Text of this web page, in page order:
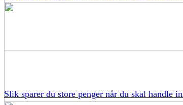
Slik sparer du store penger når du skal handle